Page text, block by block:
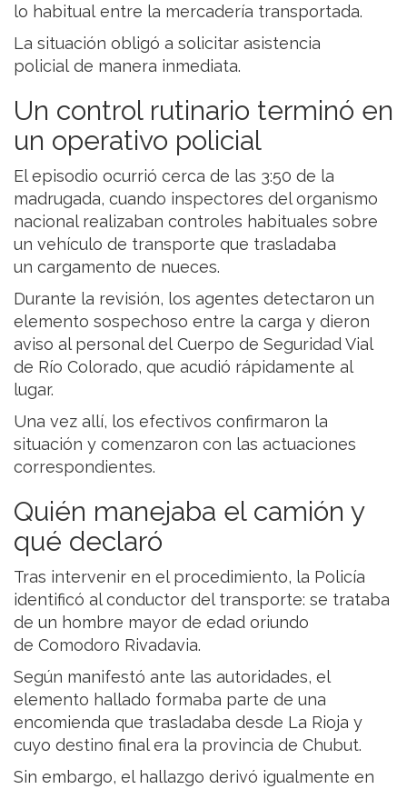
lo habitual entre la mercadería transportada.
La situación obligó a solicitar asistencia
policial de manera inmediata.
Un control rutinario terminó en
un operativo policial
El episodio ocurrió cerca de las 3:50 de la
madrugada, cuando inspectores del organismo
nacional realizaban controles habituales sobre
un vehículo de transporte que trasladaba
un cargamento de nueces.
Durante la revisión, los agentes detectaron un
elemento sospechoso entre la carga y dieron
aviso al personal del Cuerpo de Seguridad Vial
de Río Colorado, que acudió rápidamente al
lugar.
Una vez allí, los efectivos confirmaron la
situación y comenzaron con las actuaciones
correspondientes.
Quién manejaba el camión y
qué declaró
Tras intervenir en el procedimiento, la Policía
identificó al conductor del transporte: se trataba
de un hombre mayor de edad oriundo
de Comodoro Rivadavia.
Según manifestó ante las autoridades, el
elemento hallado formaba parte de una
encomienda que trasladaba desde La Rioja y
cuyo destino final era la provincia de Chubut.
Sin embargo, el hallazgo derivó igualmente en